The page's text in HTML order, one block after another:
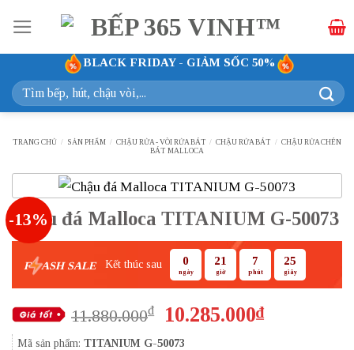
qua
nội
dung
BLACK FRIDAY - GIẢM SỐC 50%
Tìm
kiếm:
TRANG CHỦ / SẢN PHẨM / CHẬU RỬA - VÒI RỬA BÁT / CHẬU RỬA BÁT / CHẬU RỬA CHÉN
BÁT MALLOCA
-13%
Chậu đá Malloca TITANIUM G-50073
F ASH SALE Kết thúc sau 0
ngày
21
giờ
7
phút
25
giây
11.880.000₫
Giá
10.285.000₫Giá
Mã sản phẩm: TITANIUM G-50073